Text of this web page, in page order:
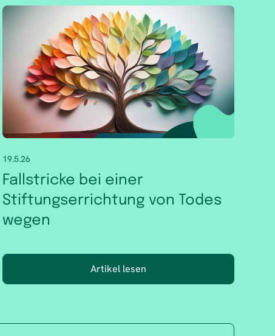
19.5.26
Fallstricke bei einer
Stiftungserrichtung von Todes
wegen
Artikel lesen